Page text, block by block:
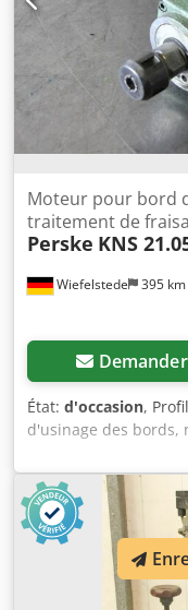
Wiefelstede 395 km
Moteur pour bord
traitement de
Perske KNS
Demander
État: d'occasion,
d'usinage des
d'usinage, moteur
Dkodpfjcx Ifcox Akgjr
kW, 17 250 tr/min à
filetage : droit -
par pièce -